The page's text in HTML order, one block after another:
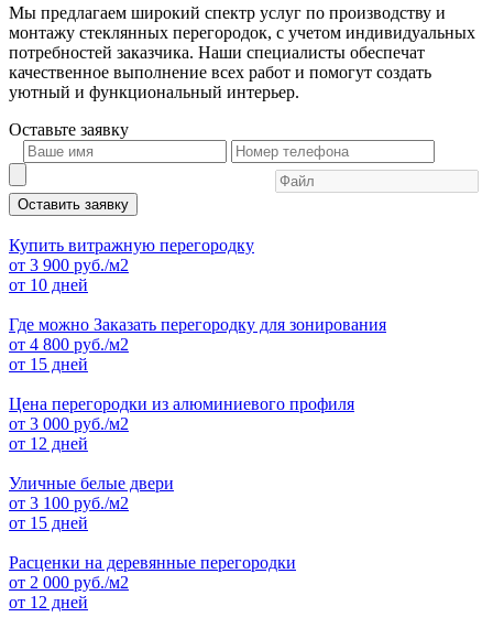
Мы предлагаем широкий спектр услуг по производству и
монтажу стеклянных перегородок, с учетом индивидуальных
потребностей заказчика. Наши специалисты обеспечат
качественное выполнение всех работ и помогут создать
уютный и функциональный интерьер.
Оставьте заявку
Оставить заявку
Купить витражную перегородку
от 3 900 руб./м2
от 10 дней
Где можно Заказать перегородку для зонирования
от 4 800 руб./м2
от 15 дней
Цена перегородки из алюминиевого профиля
от 3 000 руб./м2
от 12 дней
Уличные белые двери
от 3 100 руб./м2
от 15 дней
Расценки на деревянные перегородки
от 2 000 руб./м2
от 12 дней